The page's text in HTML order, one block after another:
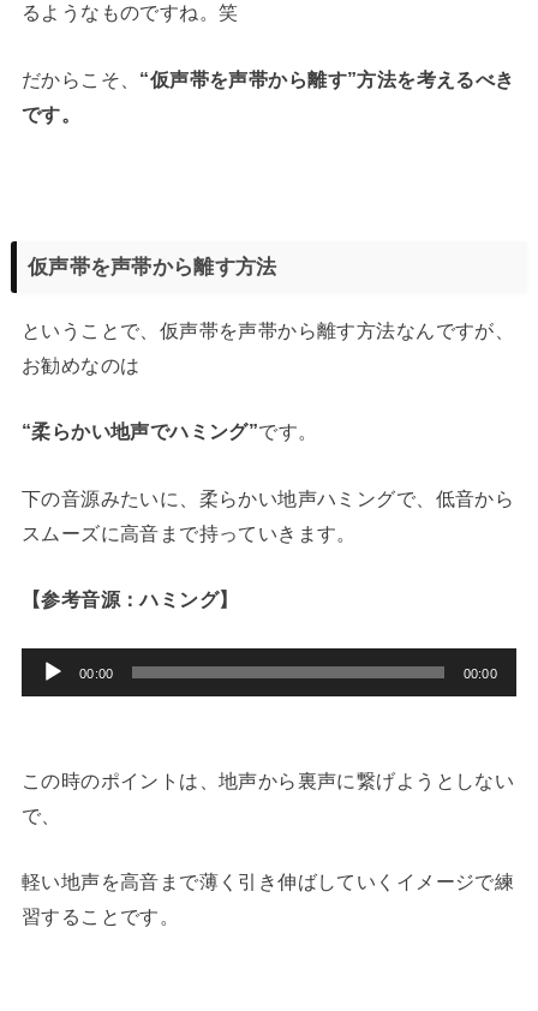
るようなものですね。笑
だからこそ、 “仮声帯を声帯から離す”方法を考えるべき
です。
仮声帯を声帯から離す方法
ということで、仮声帯を声帯から離す方法なんですが、
お勧めなのは
“柔らかい地声でハミング”です。
下の音源みたいに、柔らかい地声ハミングで、低音から
スムーズに高音まで持っていきます。
【参考音源：ハミング】
声
レ
ー
ー
00:00 00:00
この時のポイントは、地声から裏声に繋げようとしない
で、
軽い地声を高音まで薄く引き伸ばしていくイメージで練
習することです。